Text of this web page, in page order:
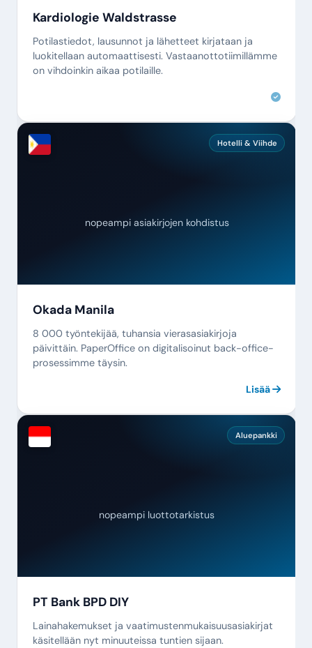
Kardiologie Waldstrasse
Potilastiedot, lausunnot ja lähetteet kirjataan ja
luokitellaan automaattisesti. Vastaanottotiimillämme
on vihdoinkin aikaa potilaille.
Hotelli & Viihde
nopeampi asiakirjojen kohdistus
Okada Manila
8 000 työntekijää, tuhansia vierasasiakirjoja
päivittäin. PaperOffice on digitalisoinut back-office-
prosessimme täysin.
Lisää
Aluepankki
nopeampi luottotarkistus
PT Bank BPD DIY
Lainahakemukset ja vaatimustenmukaisuusasiakirjat
käsitellään nyt minuuteissa tuntien sijaan.